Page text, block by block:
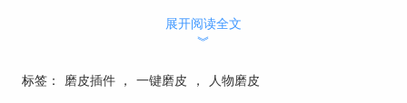
展开阅读全文
︾
标签： 磨皮插件 ， 一键磨皮 ， 人物磨皮